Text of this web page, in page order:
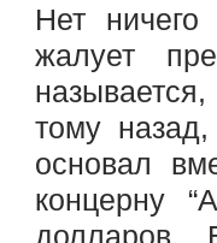
Нет
жалует
тому
основал
концерну
долларов.